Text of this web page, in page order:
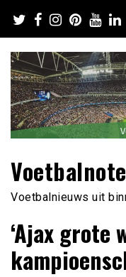
naar
de
inhoud
Voetbalnieuws uit
‘Ajax grote